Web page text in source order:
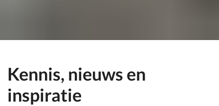
Kennis, nieuws en
inspiratie